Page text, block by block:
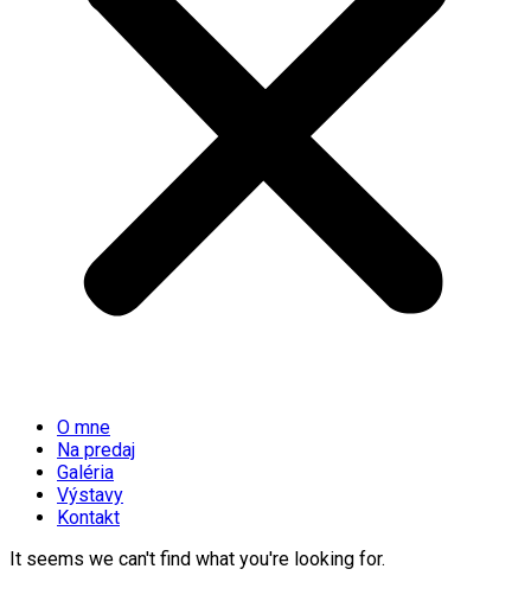
O mne
Na predaj
Galéria
Výstavy
Kontakt
It seems we can't find what you're looking for.